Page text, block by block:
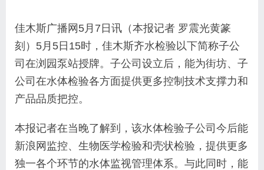
佳木斯广播网5月7日讯（本报记者 罗震光黄篆
刻）5月5日15时，佳木斯齐水检验以下简称子公
司在浏园泵站授牌。子公司设立后，能为街坊、子
公司在水体检验各方面提供更多控制技术支撑力和
产品品质把控。
本报记者在当晚了解到，该水体检验子公司今后能
新浪网监控、生物医学检验和壳状检验，提供更多
独一各个环节的水体监视管理体系。与此同时，能